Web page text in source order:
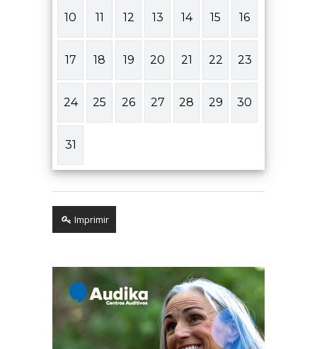
10 11 12 13 14 15 16
17 18 19 20 21 22 23
24 25 26 27 28 29 30
31
Imprimir